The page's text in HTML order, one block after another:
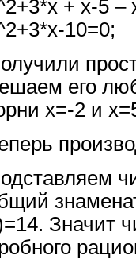
+ x-5 –
10=0;
его
x=-2 и
Значит